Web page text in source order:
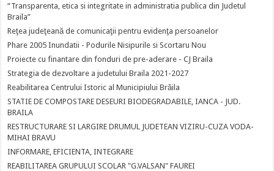
“Transparenta, etica si integritate in administratia publica din Judetul
Braila”
Reţea judeţeană de comunicaţii pentru evidenţa persoanelor
Phare 2005 Inundatii - Podurile Nisipurile si Scortaru Nou
Proiecte cu finantare din fonduri de pre-aderare - CJ Braila
Strategia de dezvoltare a judetului Braila 2021-2027
Reabilitarea Centrului Istoric al Municipiului Brăila
STATIE DE COMPOSTARE DESEURI BIODEGRADABILE, IANCA - JUD.
BRAILA
RESTRUCTURARE SI LARGIRE DRUMUL JUDETEAN VIZIRU-CUZA VODA-
MIHAI BRAVU
INFORMARE, EFICIENTA, INTEGRARE
REABILITAREA GRUPULUI SCOLAR "G.VALSAN" FAUREI